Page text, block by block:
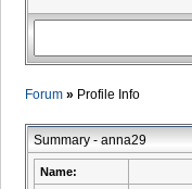
Forum » Profile Info
Summary - anna29
Name: